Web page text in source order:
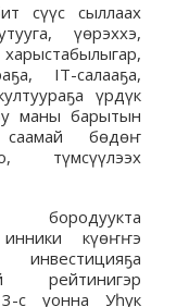
сүүс сыллаах
үөрэххэ,
IТ-салааҕа,
үрдүк
маны барытын
бөдөҥ
түмсүүлээх
бородуукта
күөҥҥэ
рейтинигэр
с уонна Уһук